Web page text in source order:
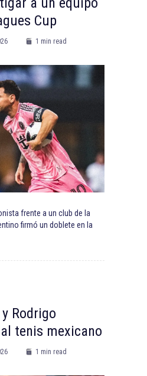
Cup
1 min read
frente a un club de la
firmó un doblete en la
Rodrigo
tenis mexicano
1 min read